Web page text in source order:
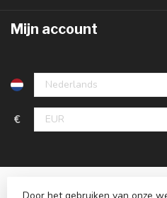
Mijn account
€